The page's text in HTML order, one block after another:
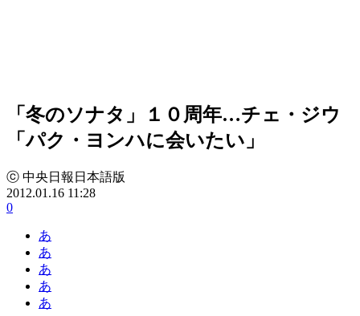
「冬のソナタ」１０周年…チェ・ジウ
「パク・ヨンハに会いたい」
ⓒ 中央日報日本語版
2012.01.16 11:28
0
あ
あ
あ
あ
あ